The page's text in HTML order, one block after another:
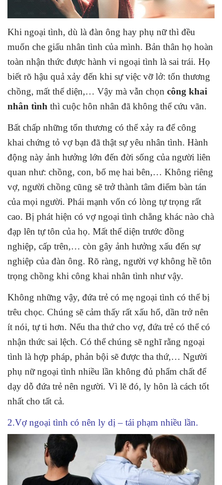
Khi ngoại tình, dù là đàn ông hay phụ nữ thì đều
muốn che giấu nhân tình của mình. Bản thân họ hoàn
toàn nhận thức được hành vi ngoại tình là sai trái. Họ
biết rõ hậu quả xảy đến khi sự việc vỡ lở: tổn thương
chồng, mất thể diện,… Vậy mà vẫn chọn công khai
nhân tình thì cuộc hôn nhân đã không thể cứu vãn.
Bất chấp những tổn thương có thể xảy ra để công
khai chứng tỏ vợ bạn đã thật sự yêu nhân tình. Hành
động này ảnh hưởng lớn đến đời sống của người liên
quan như: chồng, con, bố mẹ hai bên,… Không riêng
vợ, người chồng cũng sẽ trở thành tâm điểm bàn tán
của mọi người. Phái mạnh vốn có lòng tự trọng rất
cao. Bị phát hiện có vợ ngoại tình chẳng khác nào chà
đạp lên tự tôn của họ. Mất thể diện trước đồng
nghiệp, cấp trên,… còn gây ảnh hưởng xấu đến sự
nghiệp của đàn ông. Rõ ràng, người vợ không hề tôn
trọng chồng khi công khai nhân tình như vậy.
Không những vậy, đứa trẻ có mẹ ngoại tình có thể bị
trêu chọc. Chúng sẽ cảm thấy rất xấu hổ, dần trở nên
ít nói, tự ti hơn. Nếu tha thứ cho vợ, đứa trẻ có thể có
nhận thức sai lệch. Có thể chúng sẽ nghĩ rằng ngoại
tình là hợp pháp, phản bội sẽ được tha thứ,… Người
phụ nữ ngoại tình nhiều lần không đủ phẩm chất để
dạy dỗ đứa trẻ nên người. Vì lẽ đó, ly hôn là cách tốt
nhất cho tất cả.
2.Vợ ngoại tình có nên ly dị – tái phạm nhiều lần.